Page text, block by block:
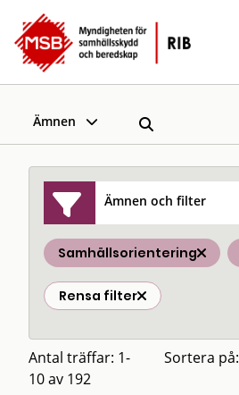
Ämnen
Ämnen och filter
Samhällsorientering
Rensa filter
Antal träffar: 1-
10 av 192
Sortera på: